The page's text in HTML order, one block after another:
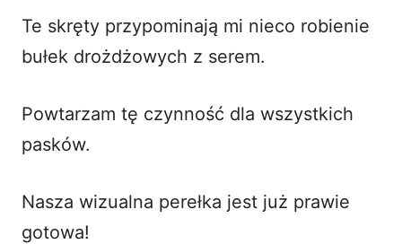
Te skręty przypominają mi nieco robienie
bułek drożdżowych z serem.
Powtarzam tę czynność dla wszystkich
pasków.
Nasza wizualna perełka jest już prawie
gotowa!